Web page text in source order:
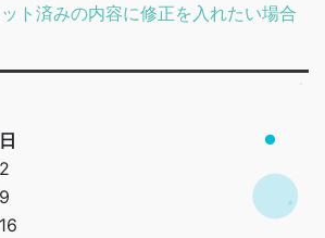
ト済みの内容に修正を入れたい場合
日
2
9
16